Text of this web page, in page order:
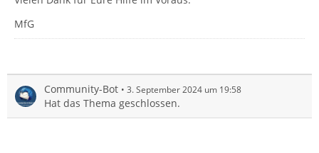
MfG
Community-Bot 3. September 2024 um 19:58
Hat das Thema geschlossen.